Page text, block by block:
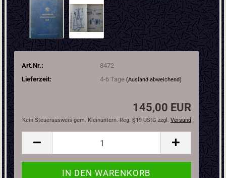
Art.Nr.:
8472
Lieferzeit:
4-6 Tage (Ausland abweichend)
145,00 EUR
Kein Steuerausweis gem. Kleinuntern.-Reg. §19 UStG zzgl. Versand